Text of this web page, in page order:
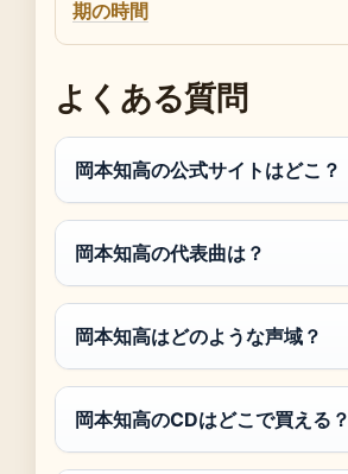
期の時間
よくある質問
岡本知高の公式サイトはどこ？
岡本知高の代表曲は？
岡本知高はどのような声域？
岡本知高のCDはどこで買える？